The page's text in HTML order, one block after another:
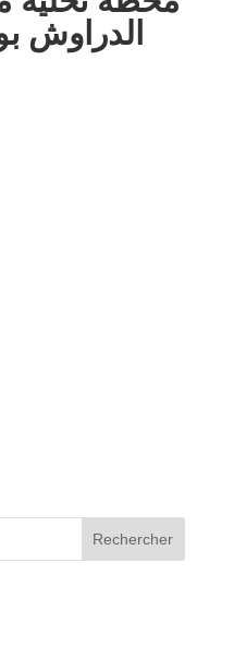
الدراوش
Rechercher